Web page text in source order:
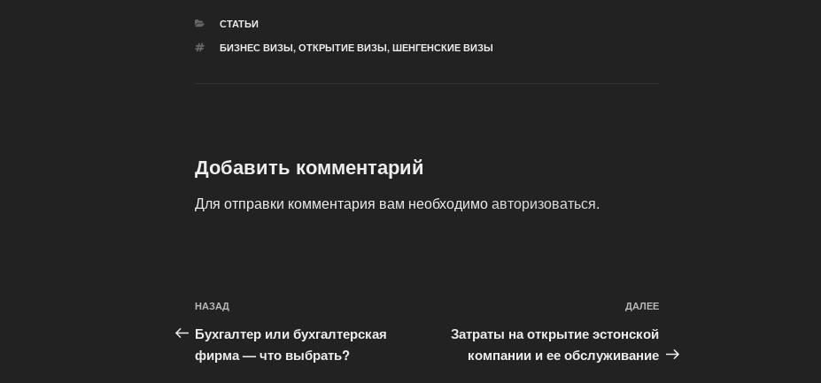
РУБРИКИ
СТАТЬИ
МЕТКИ
БИЗНЕС ВИЗЫ, ОТКРЫТИЕ ВИЗЫ, ШЕНГЕНСКИЕ ВИЗЫ
Добавить комментарий
Для отправки комментария вам необходимоавторизоваться.
Навигация
по
записям
Предыдущая
запись:
НАЗАД
Бухгалтер или бухгалтерская
фирма — что выбрать?
ДАЛЕЕ
Затраты на открытие эстонской
компании и ее обслуживание